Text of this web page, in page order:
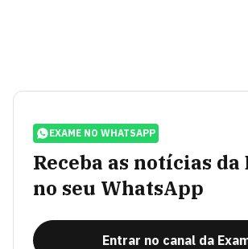
EXAME NO WHATSAPP
Receba as notícias da
no seu WhatsApp
Entrar no canal da